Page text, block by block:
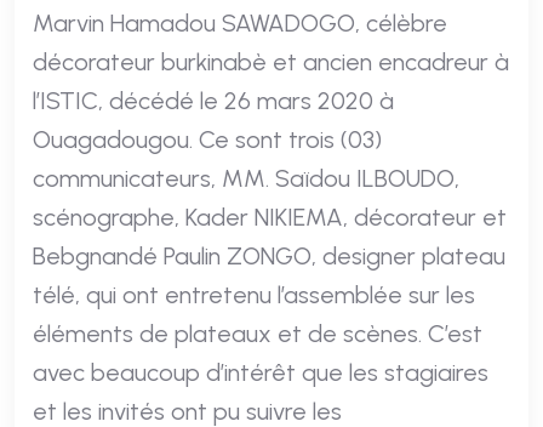
Marvin Hamadou SAWADOGO, célèbre
décorateur burkinabè et ancien encadreur à
l’ISTIC, décédé le 26 mars 2020 à
Ouagadougou. Ce sont trois (03)
communicateurs, MM. Saïdou ILBOUDO,
scénographe, Kader NIKIEMA, décorateur et
Bebgnandé Paulin ZONGO, designer plateau
télé, qui ont entretenu l’assemblée sur les
éléments de plateaux et de scènes. C’est
avec beaucoup d’intérêt que les stagiaires
et les invités ont pu suivre les